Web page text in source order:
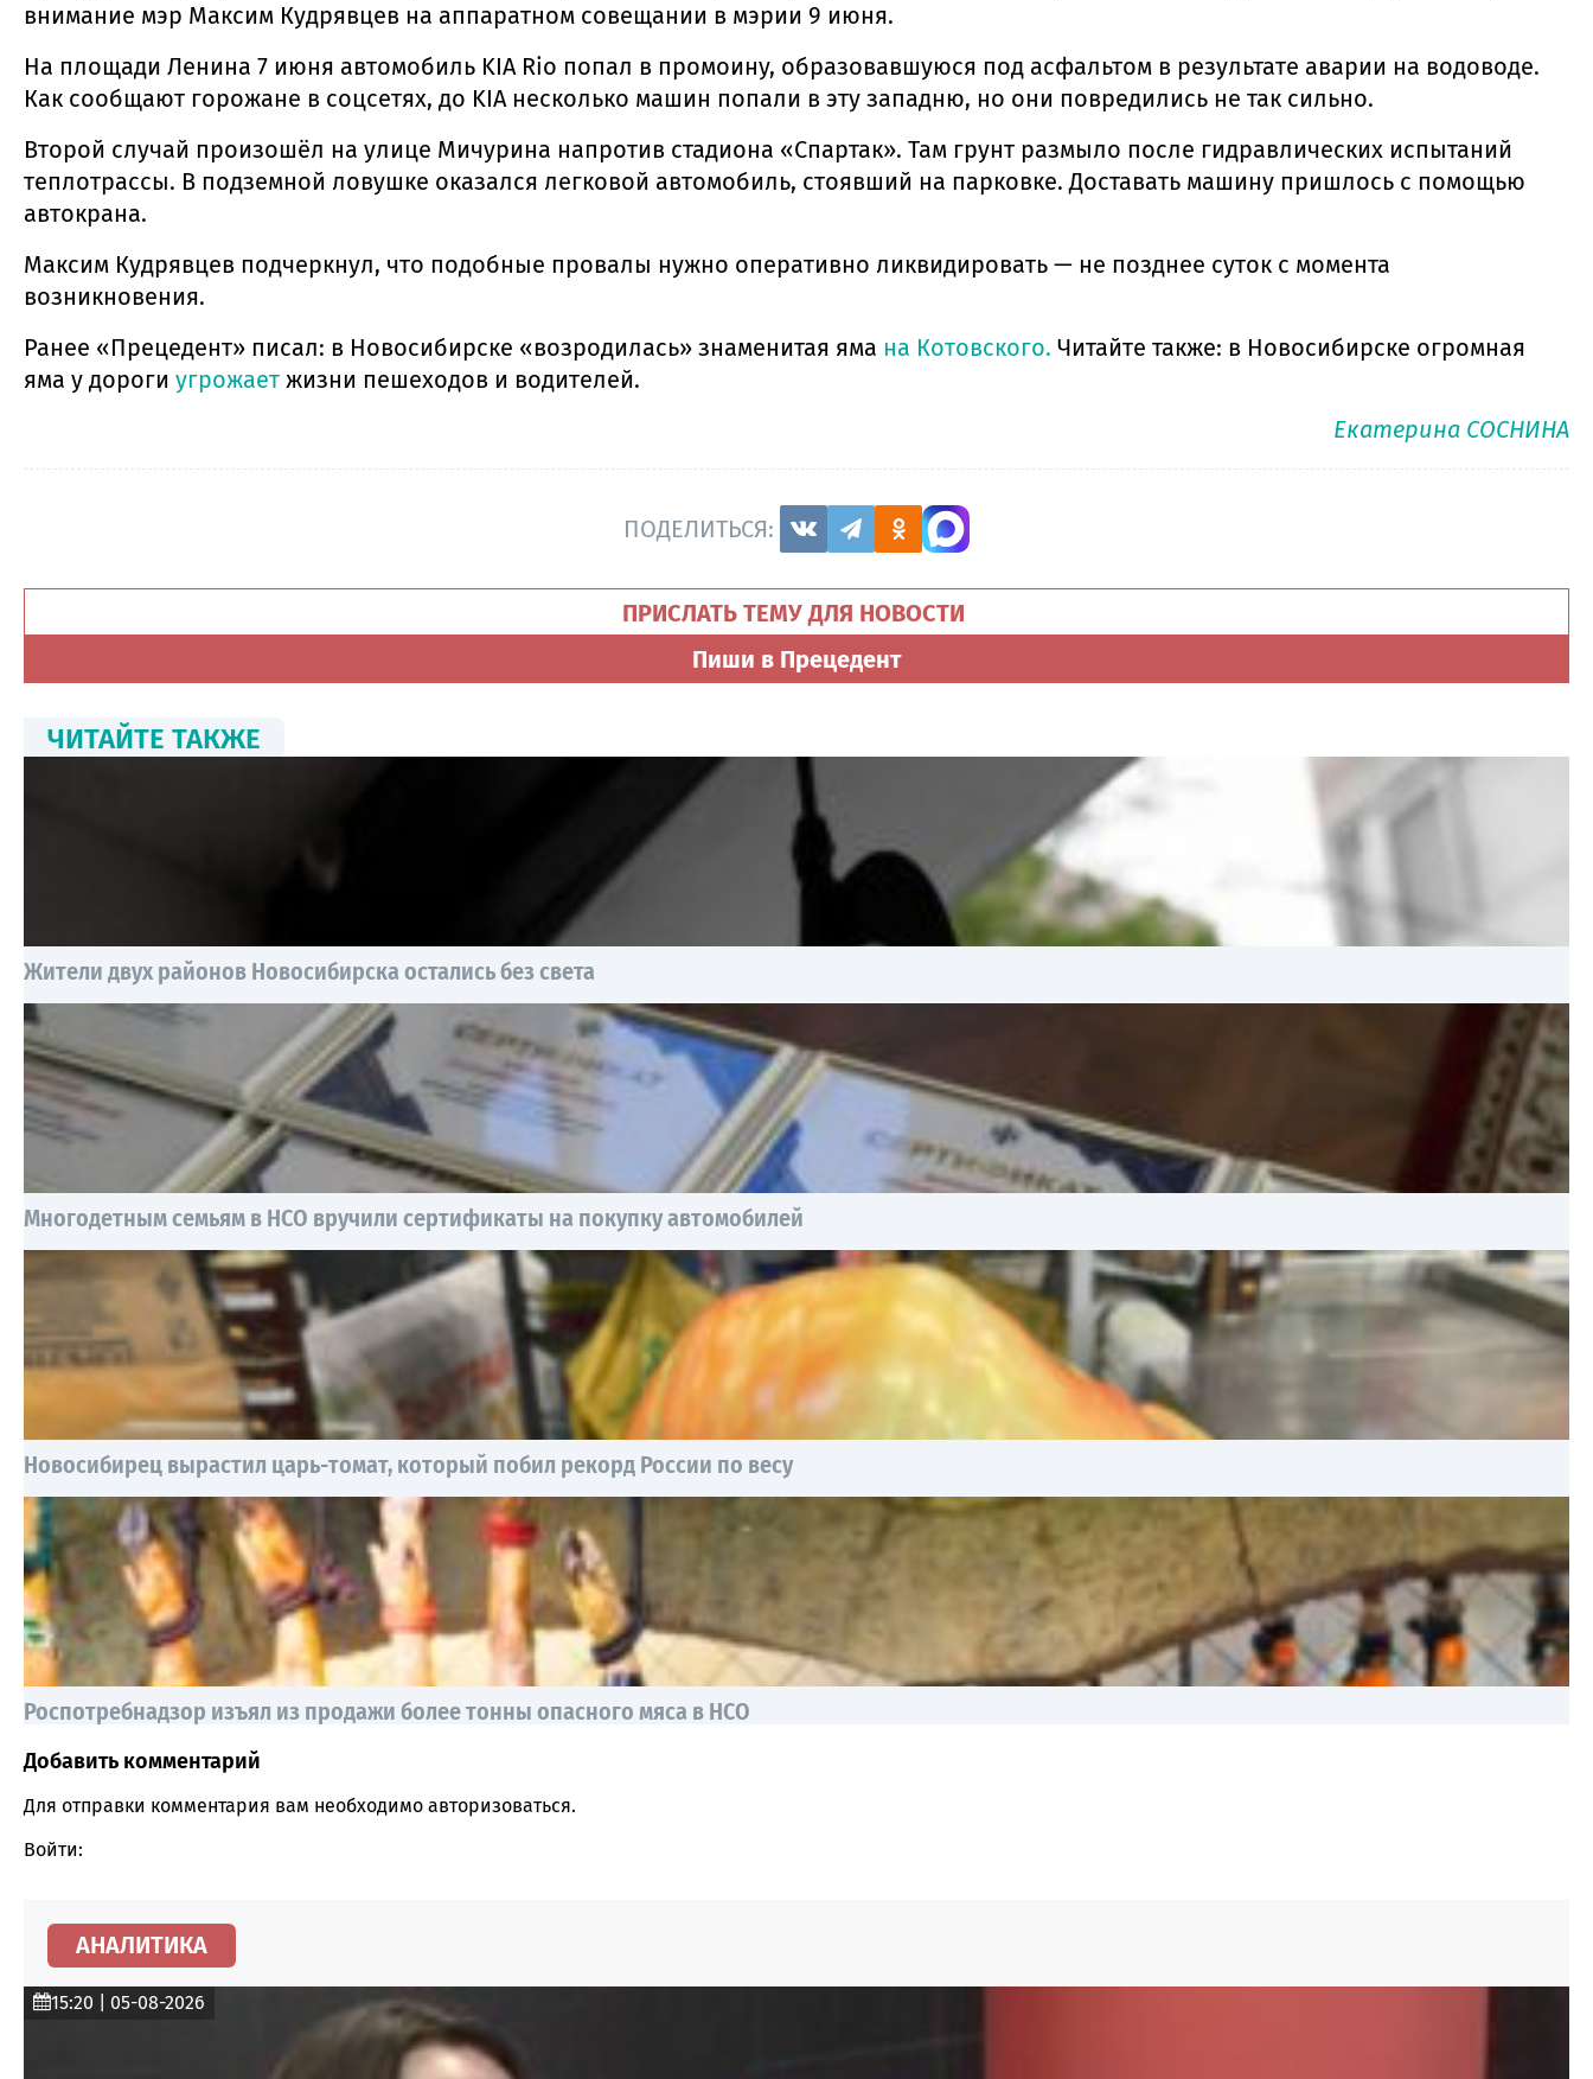
внимание мэр Максим Кудрявцев на аппаратном совещании в мэрии 9 июня.
На площади Ленина 7 июня автомобиль KIA Rio попал в промоину, образовавшуюся под асфальтом в результате аварии на водоводе.
Как сообщают горожане в соцсетях, до KIA несколько машин попали в эту западню, но они повредились не так сильно.
Второй случай произошёл на улице Мичурина напротив стадиона «Спартак». Там грунт размыло после гидравлических испытаний
теплотрассы. В подземной ловушке оказался легковой автомобиль, стоявший на парковке. Доставать машину пришлось с помощью
автокрана.
Максим Кудрявцев подчеркнул, что подобные провалы нужно оперативно ликвидировать — не позднее суток с момента
возникновения.
Ранее «Прецедент» писал: в Новосибирске «возродилась» знаменитая яма на Котовского. Читайте также: в Новосибирске огромная
яма у дороги угрожает жизни пешеходов и водителей.
Екатерина СОСНИНА
ПОДЕЛИТЬСЯ:
ПРИСЛАТЬ ТЕМУ ДЛЯ НОВОСТИ
Пиши в Прецедент
ЧИТАЙТЕ ТАКЖЕ
Жители двух районов Новосибирска остались без света
Многодетным семьям в НСО вручили сертификаты на покупку автомобилей
Новосибирец вырастил царь-томат, который побил рекорд России по весу
Роспотребнадзор изъял из продажи более тонны опасного мяса в НСО
Comment section
Добавить комментарий
Для отправки комментария вам необходимо авторизоваться.
Войти:
АНАЛИТИКА
15:20 | 05-08-2026